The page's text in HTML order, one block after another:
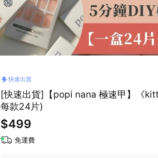
快速出貨
[快速出貨]【popi nana 極速甲】《kitten
每款24片)
$499
免運費